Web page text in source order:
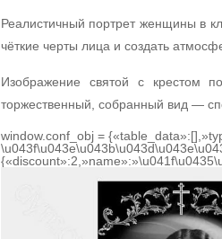
Реалистичный портрет женщины в
чёткие черты лица и создать
Изображение святой с крестом
торжественный, собранный вид —
window.conf_obj =